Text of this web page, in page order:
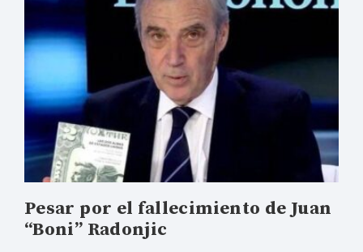
Pesar por el fallecimiento de Juan
“Boni” Radonjic